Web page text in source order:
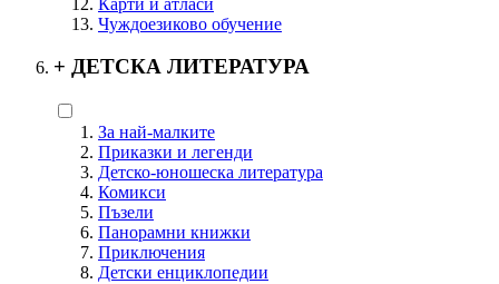
Чуждоезиково обучение
+ ДЕТСКА ЛИТЕРАТУРА
За най-малките
Приказки и легенди
Детско-юношеска литература
Комикси
Пъзели
Панорамни книжки
Приключения
Детски енциклопедии